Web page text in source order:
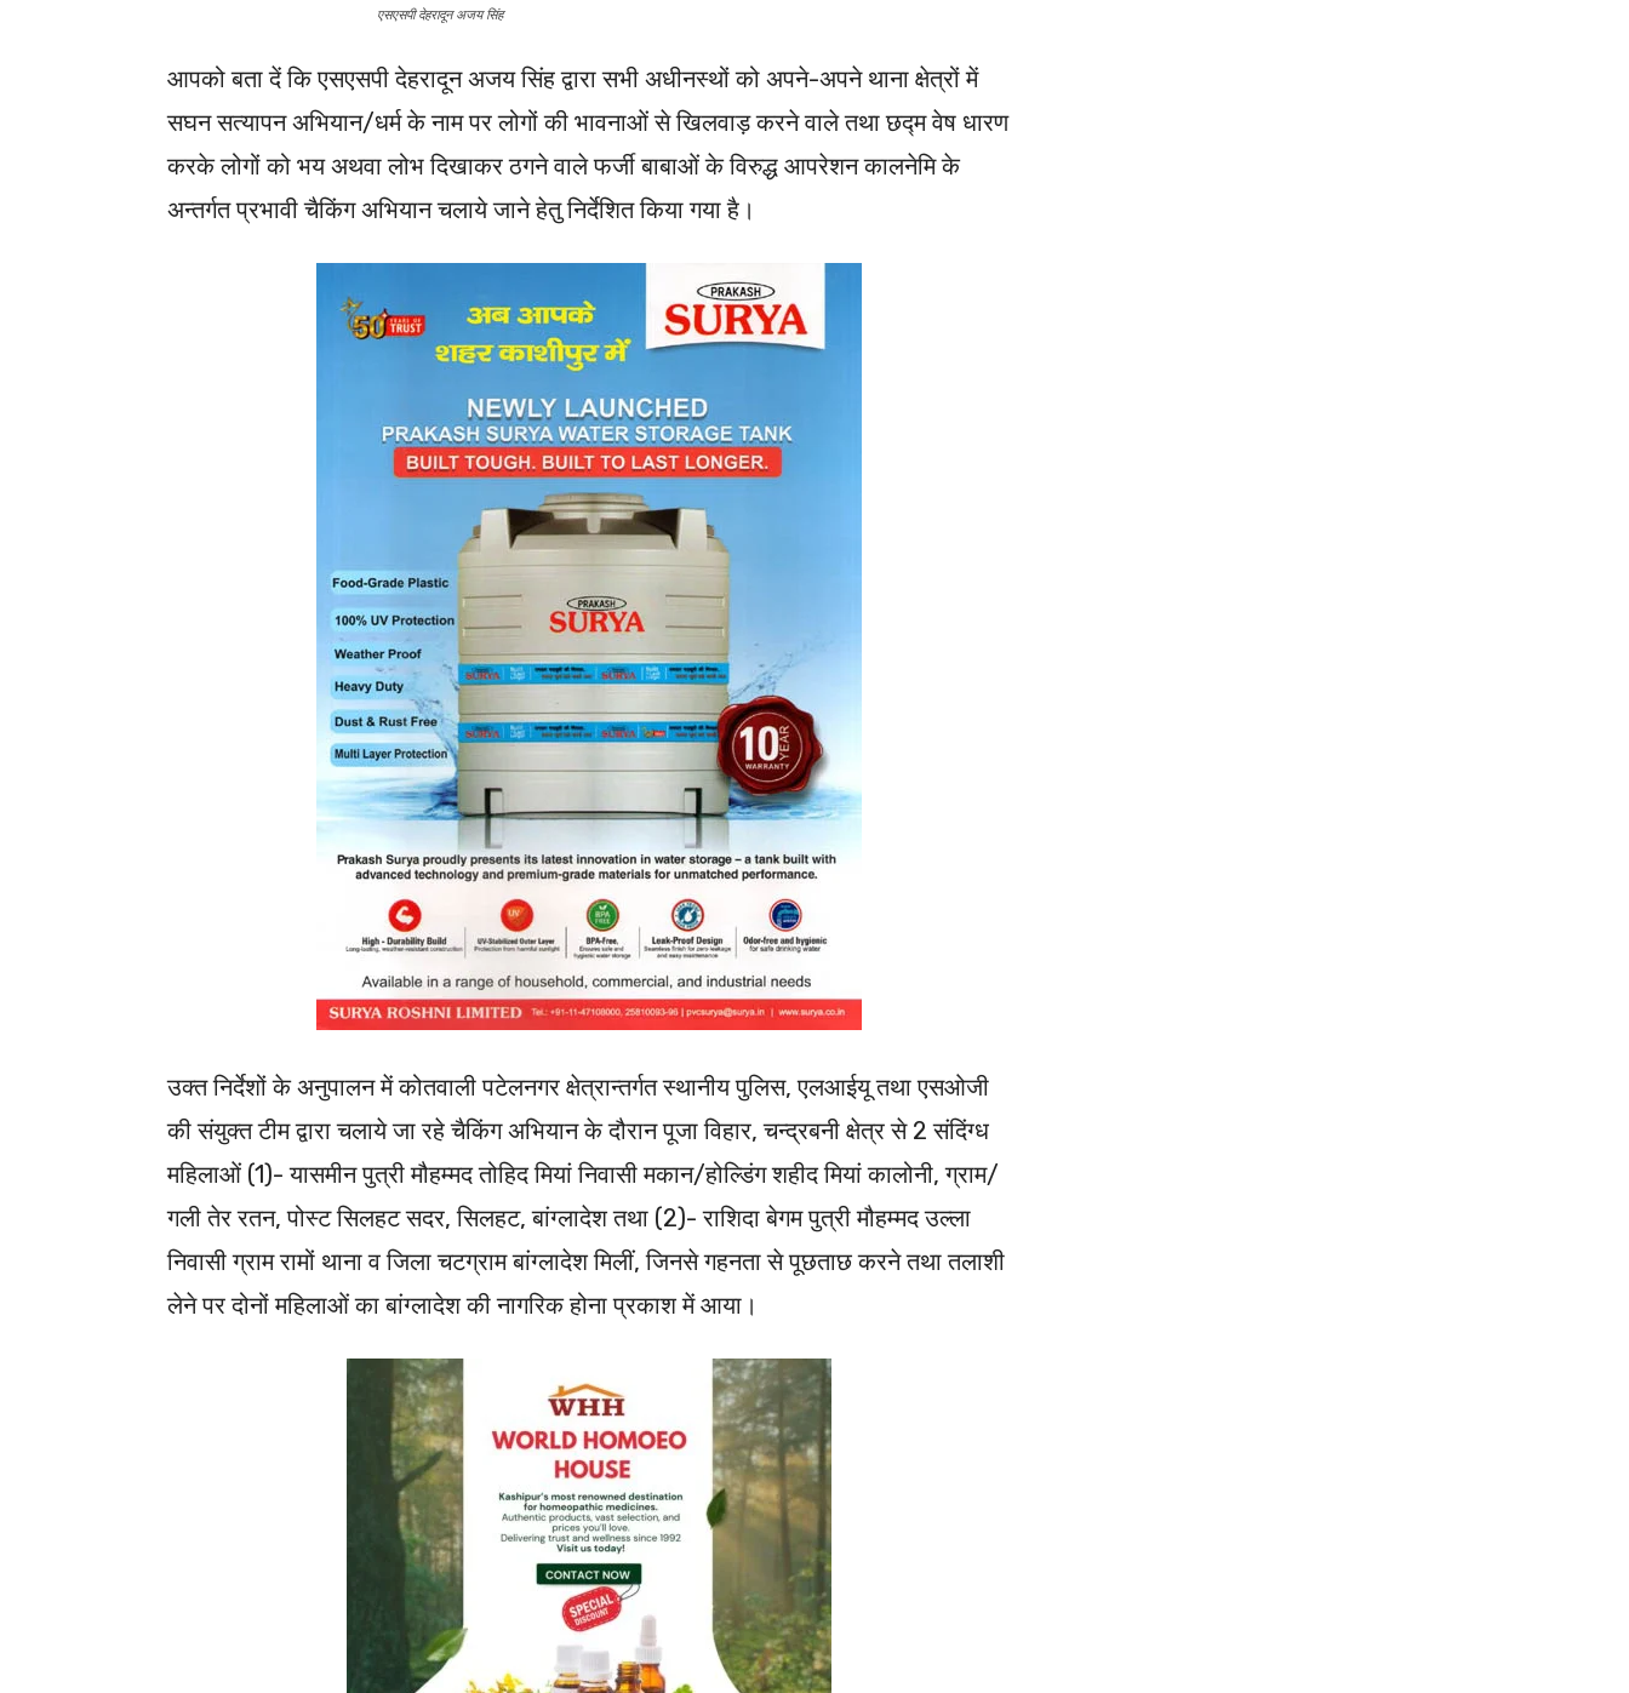
एसएसपी देहरादून अजय सिंह
आपको बता दें कि एसएसपी देहरादून अजय सिंह द्वारा सभी अधीनस्थों को अपने-अपने थाना क्षेत्रों में
सघन सत्यापन अभियान/धर्म के नाम पर लोगों की भावनाओं से खिलवाड़ करने वाले तथा छद्म वेष धारण
करके लोगों को भय अथवा लोभ दिखाकर ठगने वाले फर्जी बाबाओं के विरुद्ध आपरेशन कालनेमि के
अन्तर्गत प्रभावी चैकिंग अभियान चलाये जाने हेतु निर्देशित किया गया है।
उक्त निर्देशों के अनुपालन में कोतवाली पटेलनगर क्षेत्रान्तर्गत स्थानीय पुलिस, एलआईयू तथा एसओजी
की संयुक्त टीम द्वारा चलाये जा रहे चैकिंग अभियान के दौरान पूजा विहार, चन्द्रबनी क्षेत्र से 2 संदिंग्ध
महिलाओं (1)- यासमीन पुत्री मौहम्मद तोहिद मियां निवासी मकान/होल्डिंग शहीद मियां कालोनी, ग्राम/
गली तेर रतन, पोस्ट सिलहट सदर, सिलहट, बांग्लादेश तथा (2)- राशिदा बेगम पुत्री मौहम्मद उल्ला
निवासी ग्राम रामों थाना व जिला चटग्राम बांग्लादेश मिलीं, जिनसे गहनता से पूछताछ करने तथा तलाशी
लेने पर दोनों महिलाओं का बांग्लादेश की नागरिक होना प्रकाश में आया।